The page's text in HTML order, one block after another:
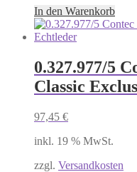
In den Warenkorb
0.327.977/5
Classic
97,45 €
inkl. 19 % MwSt.
zzgl. Versandkosten